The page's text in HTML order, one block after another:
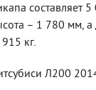
составляет
– 1 780 мм, а
кг.